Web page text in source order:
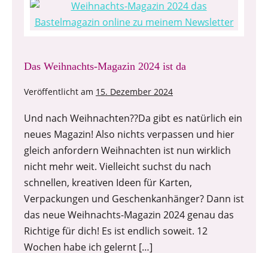
Das Weihnachts-Magazin 2024 ist da
Veröffentlicht am 15. Dezember 2024
Und nach Weihnachten??Da gibt es natürlich ein
neues Magazin! Also nichts verpassen und hier
gleich anfordern Weihnachten ist nun wirklich
nicht mehr weit. Vielleicht suchst du nach
schnellen, kreativen Ideen für Karten,
Verpackungen und Geschenkanhänger? Dann ist
das neue Weihnachts-Magazin 2024 genau das
Richtige für dich! Es ist endlich soweit. 12
Wochen habe ich gelernt […]